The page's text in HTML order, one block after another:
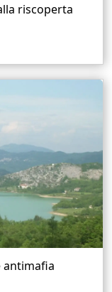
riscoperta
antimafia